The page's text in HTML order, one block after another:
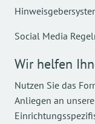
Social Media
Wir helfen
Nutzen Sie das
Anliegen an